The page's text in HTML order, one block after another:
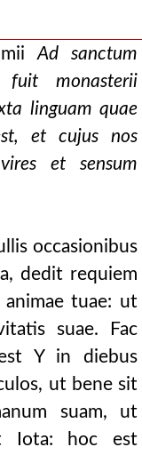
Ad sanctum
monasterii
linguam quae
et cujus nos
et sensum
occasionibus
dedit requiem
tuae: ut
suae. Fac
Y in diebus
ut bene sit
suam, ut
Iota: hoc est